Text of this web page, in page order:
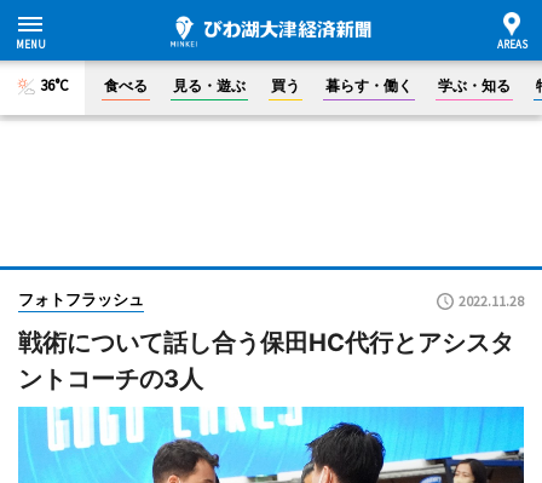
36°C 食べる 見る・遊ぶ 買う 暮らす・働く 学ぶ・知る
フォトフラッシュ 2022.11.28
戦術について話し合う保田HC代行とアシスタ
ントコーチの3人